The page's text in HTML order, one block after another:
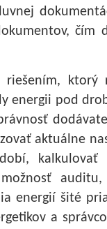
čím
riešením,
energii pod
aktuálne
energií šité
a